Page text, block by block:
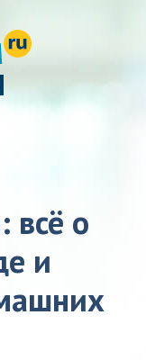
всё о
и